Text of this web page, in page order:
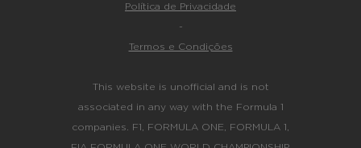
Política de Privacidade
-
Termos e Condições
This website is unofficial and is not
associated in any way with the Formula 1
companies. F1, FORMULA ONE, FORMULA 1,